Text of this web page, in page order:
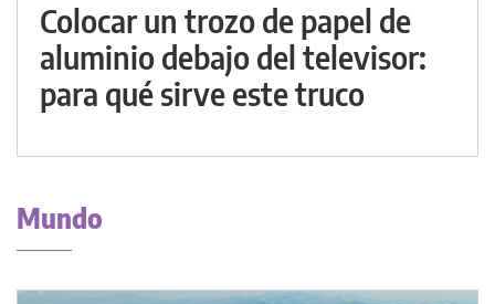
Colocar un trozo de papel de
aluminio debajo del televisor:
para qué sirve este truco
Mundo